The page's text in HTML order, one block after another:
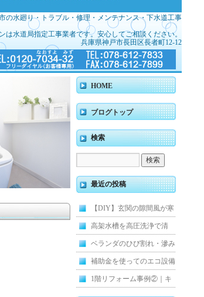
の水廻り・トラブル・修理・メンテナンス・下水道工事
は水道局指定工事業者です。安心してご相談ください。
兵庫県神戸市長田区長者町12-12
HOME
ブログトップ
検索
最近の投稿
【DIY】玄関の隙間風が寒
くて断熱ドアに交換しまし
た
高架水槽を高圧洗浄で清
掃！衛生的な給水環境を維
持｜施工事例
ベランダのひび割れ・滲み
を解消！賃貸マンション防
水工事
補助金を使ってのエコ設備
住宅リフォーム
1階リフォーム事例②｜キ